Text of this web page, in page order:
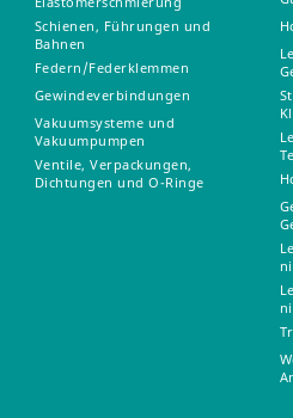
Schienen, Führungen und
Bahnen
Federn/Federklemmen
Gewindeverbindungen
Vakuumsysteme und
Vakuumpumpen
Ventile, Verpackungen,
Dichtungen und O-Ringe